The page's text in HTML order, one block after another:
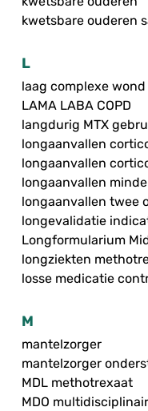
kwetsbare ouderen
L
laag complexe wond
LAMA LABA COPD
langdurig MTX
longaanvallen
longaanvallen
longaanvallen
longaanvallen twee
longevalidatie
Longformularium
longziekten
losse medicatie
M
mantelzorger
mantelzorger
MDL methotrexaat
MDO